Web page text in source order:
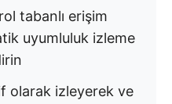
tabanlı erişim
uyumluluk izleme
olarak izleyerek ve